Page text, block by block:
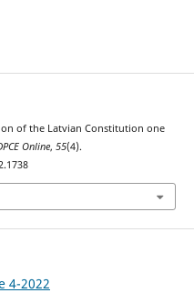
of the Latvian Constitution one
Online, 55(4).
4-2022